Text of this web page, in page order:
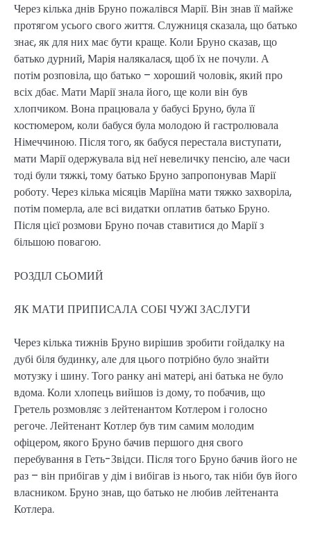
Через кілька днів Бруно пожалівся Марії. Він знав її майже
протягом усього свого життя. Служниця сказала, що батько
знає, як для них має бути краще. Коли Бруно сказав, що
батько дурний, Марія налякалася, щоб їх не почули. А
потім розповіла, що батько – хороший чоловік, який про
всіх дбає. Мати Марії знала його, ще коли він був
хлопчиком. Вона працювала у бабусі Бруно, була її
костюмером, коли бабуся була молодою й гастролювала
Німеччиною. Після того, як бабуся перестала виступати,
мати Марії одержувала від неї невеличку пенсію, але часи
тоді були тяжкі, тому батько Бруно запропонував Марії
роботу. Через кілька місяців Маріїна мати тяжко захворіла,
потім померла, але всі видатки оплатив батько Бруно.
Після цієї розмови Бруно почав ставитися до Марії з
більшою повагою.
РОЗДІЛ СЬОМИЙ
ЯК МАТИ ПРИПИСАЛА СОБІ ЧУЖІ ЗАСЛУГИ
Через кілька тижнів Бруно вирішив зробити гойдалку на
дубі біля будинку, але для цього потрібно було знайти
мотузку і шину. Того ранку ані матері, ані батька не було
вдома. Коли хлопець вийшов із дому, то побачив, що
Гретель розмовляє з лейтенантом Котлером і голосно
регоче. Лейтенант Котлер був тим самим молодим
офіцером, якого Бруно бачив першого дня свого
перебування в Геть-Звідси. Після того Бруно бачив його не
раз – він прибігав у дім і вибігав із нього, так ніби був його
власником. Бруно знав, що батько не любив лейтенанта
Котлера.